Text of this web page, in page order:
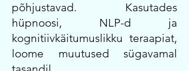
põhjustavad. Kasutades
hüpnoosi, NLP-d ja
kognitiivkäitumuslikku teraapiat,
loome muutused sügavamal